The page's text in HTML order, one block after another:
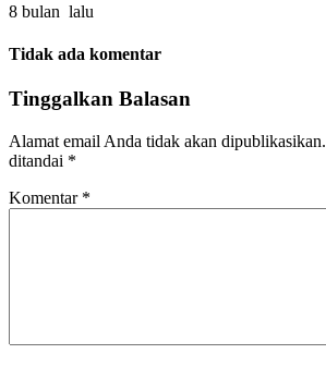
8 bulan lalu
Tidak ada komentar
Tinggalkan Balasan
Alamat email Anda tidak akan dipublikasikan.
ditandai *
Komentar *